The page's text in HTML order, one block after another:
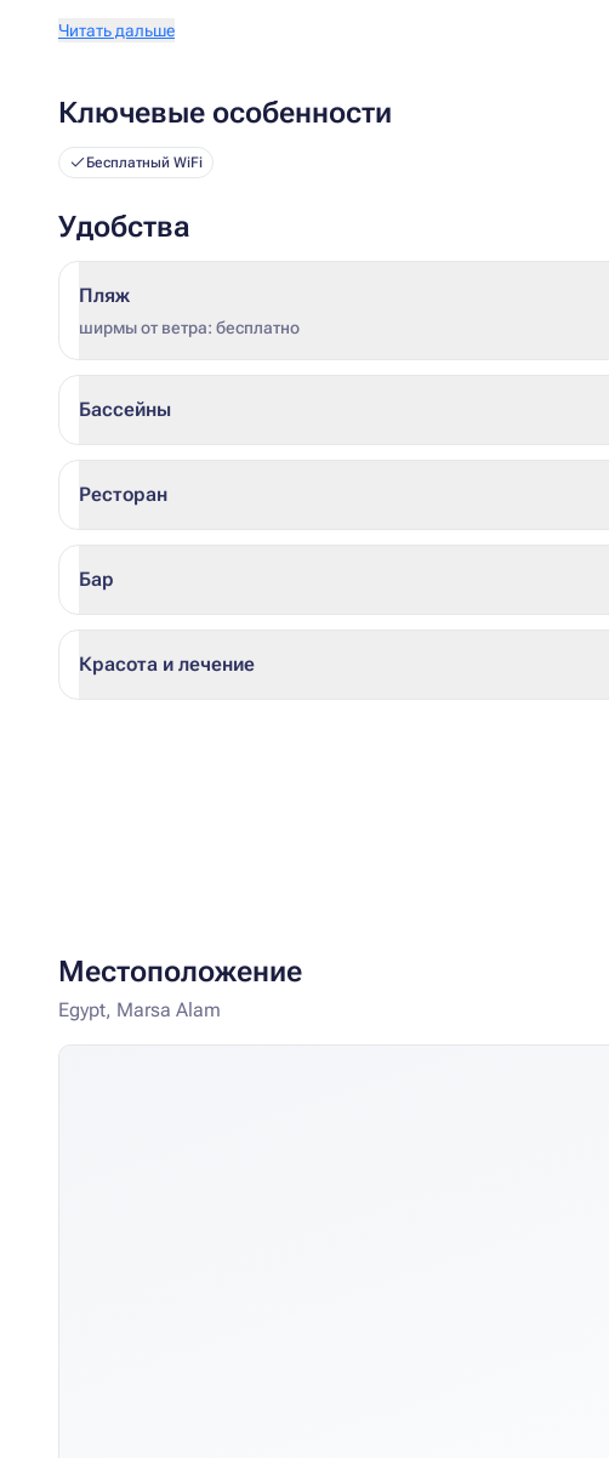
Читать дальше
Ключевые особенности
Бесплатный WiFi
Удобства
Пляж
ширмы от ветра: бесплатно
Бассейны
Ресторан
Бар
Красота и лечение
Местоположение
Egypt, Marsa Alam